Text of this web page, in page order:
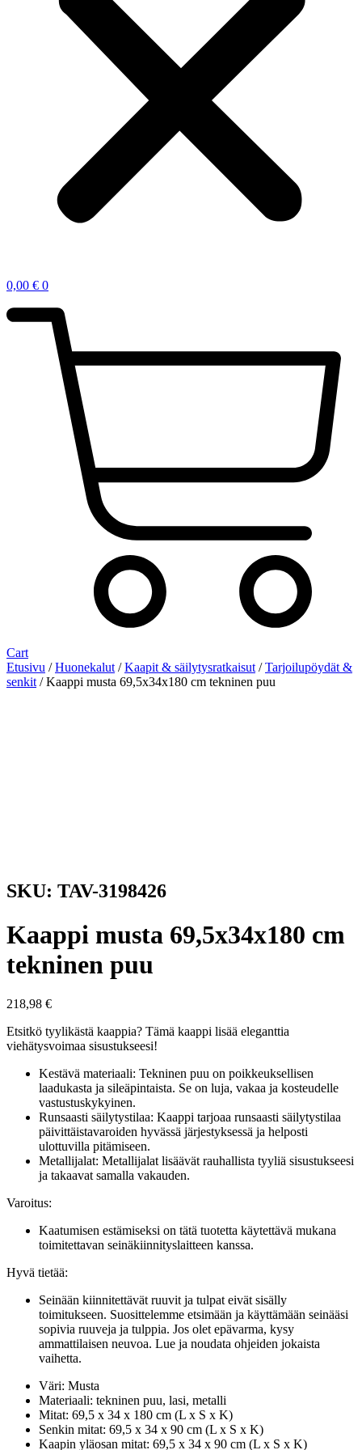
0,00 € 0
Cart
Etusivu /Huonekalut /Kaapit & säilytysratkaisut /Tarjoilupöydät &
senkit / Kaappi musta 69,5x34x180 cm tekninen puu
SKU: TAV-3198426
Kaappi musta 69,5x34x180 cm
tekninen puu
218,98 €
Etsitkö tyylikästä kaappia? Tämä kaappi lisää eleganttia
viehätysvoimaa sisustukseesi!
Kestävä materiaali: Tekninen puu on poikkeuksellisen
laadukasta ja sileäpintaista. Se on luja, vakaa ja kosteudelle
vastustuskykyinen.
Runsaasti säilytystilaa: Kaappi tarjoaa runsaasti säilytystilaa
päivittäistavaroiden hyvässä järjestyksessä ja helposti
ulottuvilla pitämiseen.
Metallijalat: Metallijalat lisäävät rauhallista tyyliä sisustukseesi
ja takaavat samalla vakauden.
Varoitus:
Kaatumisen estämiseksi on tätä tuotetta käytettävä mukana
toimitettavan seinäkiinnityslaitteen kanssa.
Hyvä tietää:
Seinään kiinnitettävät ruuvit ja tulpat eivät sisälly
toimitukseen. Suosittelemme etsimään ja käyttämään seinääsi
sopivia ruuveja ja tulppia. Jos olet epävarma, kysy
ammattilaisen neuvoa. Lue ja noudata ohjeiden jokaista
vaihetta.
Väri: Musta
Materiaali: tekninen puu, lasi, metalli
Mitat: 69,5 x 34 x 180 cm (L x S x K)
Senkin mitat: 69,5 x 34 x 90 cm (L x S x K)
Kaapin yläosan mitat: 69,5 x 34 x 90 cm (L x S x K)